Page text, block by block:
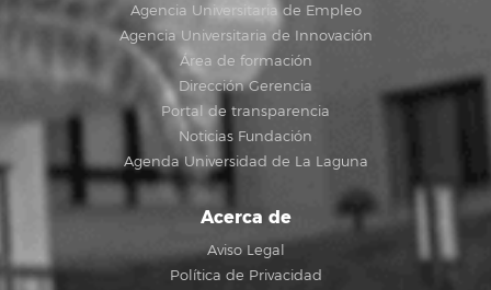
Agencia Universitaria de Empleo
Agencia Universitaria de Innovación
Área de formación
Dirección Gerencia
Portal de transparencia
Noticias Fundación
Agenda Universidad de La Laguna
Acerca de
Aviso Legal
Política de Privacidad